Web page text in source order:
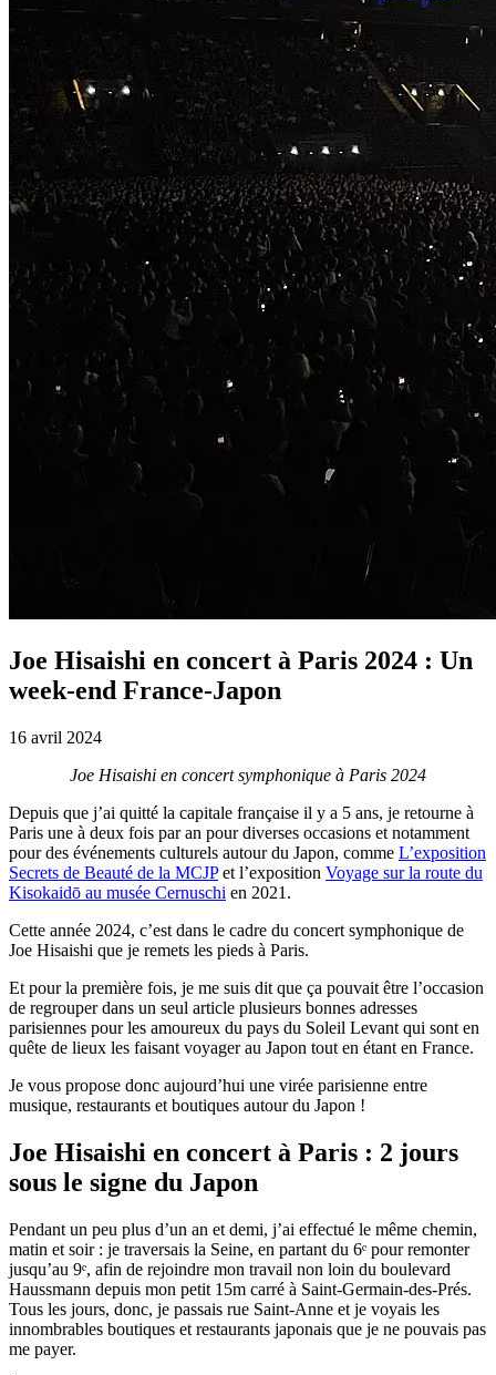
Joe Hisaishi en concert à Paris 2024 : Un
week-end France-Japon
16 avril 2024
Joe Hisaishi en concert symphonique à Paris 2024
Depuis que j’ai quitté la capitale française il y a 5 ans, je retourne à
Paris une à deux fois par an pour diverses occasions et notamment
pour des événements culturels autour du Japon, comme L’exposition
Secrets de Beauté de la MCJPet l’exposition Voyage sur la route du
Kisokaidō au musée Cernuschi en 2021.
Cette année 2024, c’est dans le cadre du concert symphonique de
Joe Hisaishi que je remets les pieds à Paris.
Et pour la première fois, je me suis dit que ça pouvait être l’occasion
de regrouper dans un seul article plusieurs bonnes adresses
parisiennes pour les amoureux du pays du Soleil Levant qui sont en
quête de lieux les faisant voyager au Japon tout en étant en France.
Je vous propose donc aujourd’hui une virée parisienne entre
musique, restaurants et boutiques autour du Japon !
Joe Hisaishi en concert à Paris : 2 jours
sous le signe du Japon
Pendant un peu plus d’un an et demi, j’ai effectué le même chemin,
matin et soir : je traversais la Seine, en partant du 6ᵉ pour remonter
jusqu’au 9ᵉ, afin de rejoindre mon travail non loin du boulevard
Haussmann depuis mon petit 15m carré à Saint-Germain-des-Prés.
Tous les jours, donc, je passais rue Saint-Anne et je voyais les
innombrables boutiques et restaurants japonais que je ne pouvais pas
me payer.